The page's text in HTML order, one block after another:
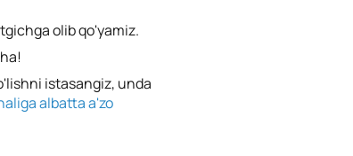
olib qo'yamiz.
istasangiz, unda
albatta a'zo